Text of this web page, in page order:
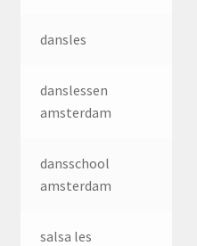
dansles
danslessen
amsterdam
dansschool
amsterdam
salsa les